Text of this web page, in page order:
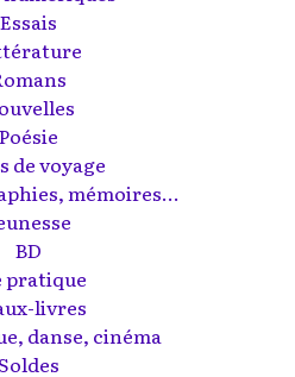
Essais
Poésie
de voyage
mémoires...
BD
pratique
livres
danse, cinéma